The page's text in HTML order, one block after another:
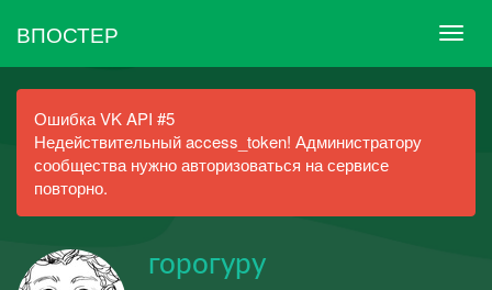
ВПОСТЕР
Ошибка VK API #5
Недействительный access_token! Администратору
сообщества нужно авторизоваться на сервисе
повторно.
горогуру